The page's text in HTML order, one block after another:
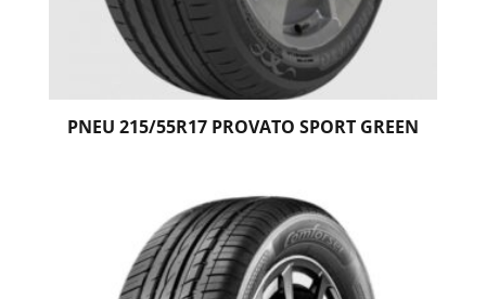
PNEU 215/55R17 PROVATO SPORT GREEN